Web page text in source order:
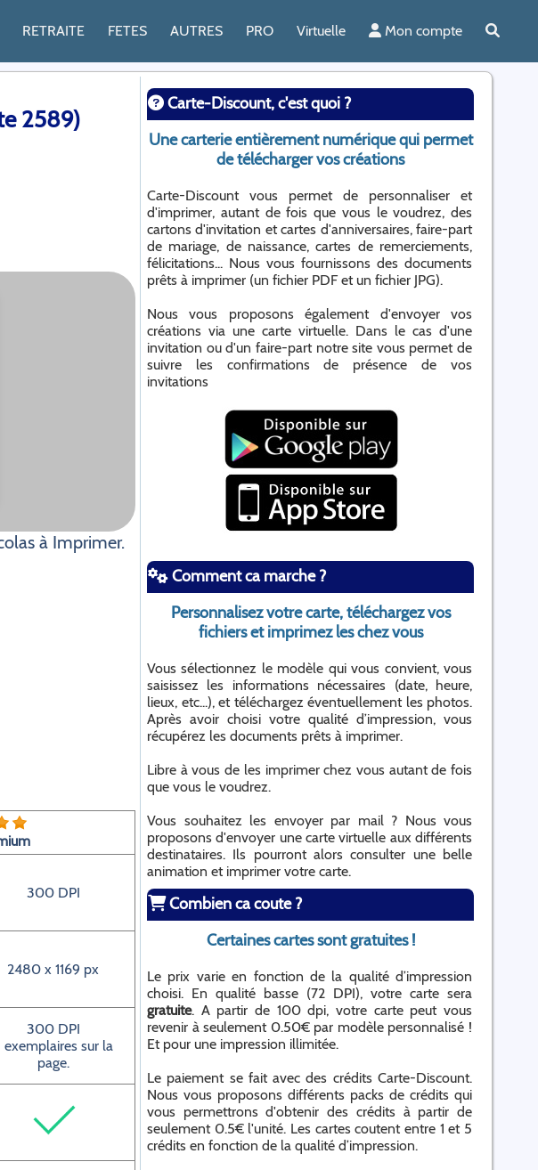
RETRAITE FETES AUTRES PRO Virtuelle Mon compte
2589)
à Imprimer.
300 DPI
2480 x 1169 px
300 DPI
exemplaires sur la
page.
Carte-Discount, c'est quoi ?
Une carterie entièrement numérique qui permet
de télécharger vos créations
Carte-Discount vous permet de personnaliser et
d'imprimer, autant de fois que vous le voudrez, des
cartons d'invitation et cartes d'anniversaires, faire-part
de mariage, de naissance, cartes de remerciements,
félicitations... Nous vous fournissons des documents
prêts à imprimer (un fichier PDF et un fichier JPG).
Nous vous proposons également d'envoyer vos
créations via une carte virtuelle. Dans le cas d'une
invitation ou d'un faire-part notre site vous permet de
suivre les confirmations de présence de vos
invitations
Comment ca marche ?
Personnalisez votre carte, téléchargez vos
fichiers et imprimez les chez vous
Vous sélectionnez le modèle qui vous convient, vous
saisissez les informations nécessaires (date, heure,
lieux, etc...), et téléchargez éventuellement les photos.
Après avoir choisi votre qualité d’impression, vous
récupérez les documents prêts à imprimer.
Libre à vous de les imprimer chez vous autant de fois
que vous le voudrez.
Vous souhaitez les envoyer par mail ? Nous vous
proposons d'envoyer une carte virtuelle aux différents
destinataires. Ils pourront alors consulter une belle
animation et imprimer votre carte.
Combien ca coute ?
Certaines cartes sont gratuites !
Le prix varie en fonction de la qualité d’impression
choisi. En qualité basse (72 DPI), votre carte sera
gratuite. A partir de 100 dpi, votre carte peut vous
revenir à seulement 0.50€ par modèle personnalisé !
Et pour une impression illimitée.
Le paiement se fait avec des crédits Carte-Discount.
Nous vous proposons différents packs de crédits qui
vous permettrons d'obtenir des crédits à partir de
seulement 0.5€ l'unité. Les cartes coutent entre 1 et 5
crédits en fonction de la qualité d’impression.